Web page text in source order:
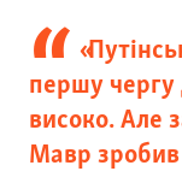
першу чергу
високо. Але
Мавр зробив